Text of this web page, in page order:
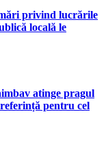
privind lucrările
locală le
atinge pragul
pentru cel